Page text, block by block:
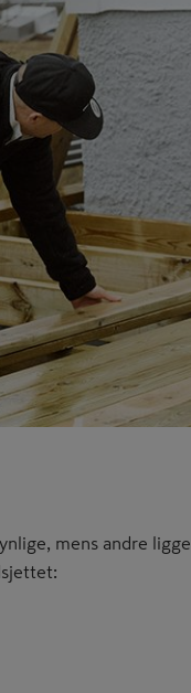
mens andre